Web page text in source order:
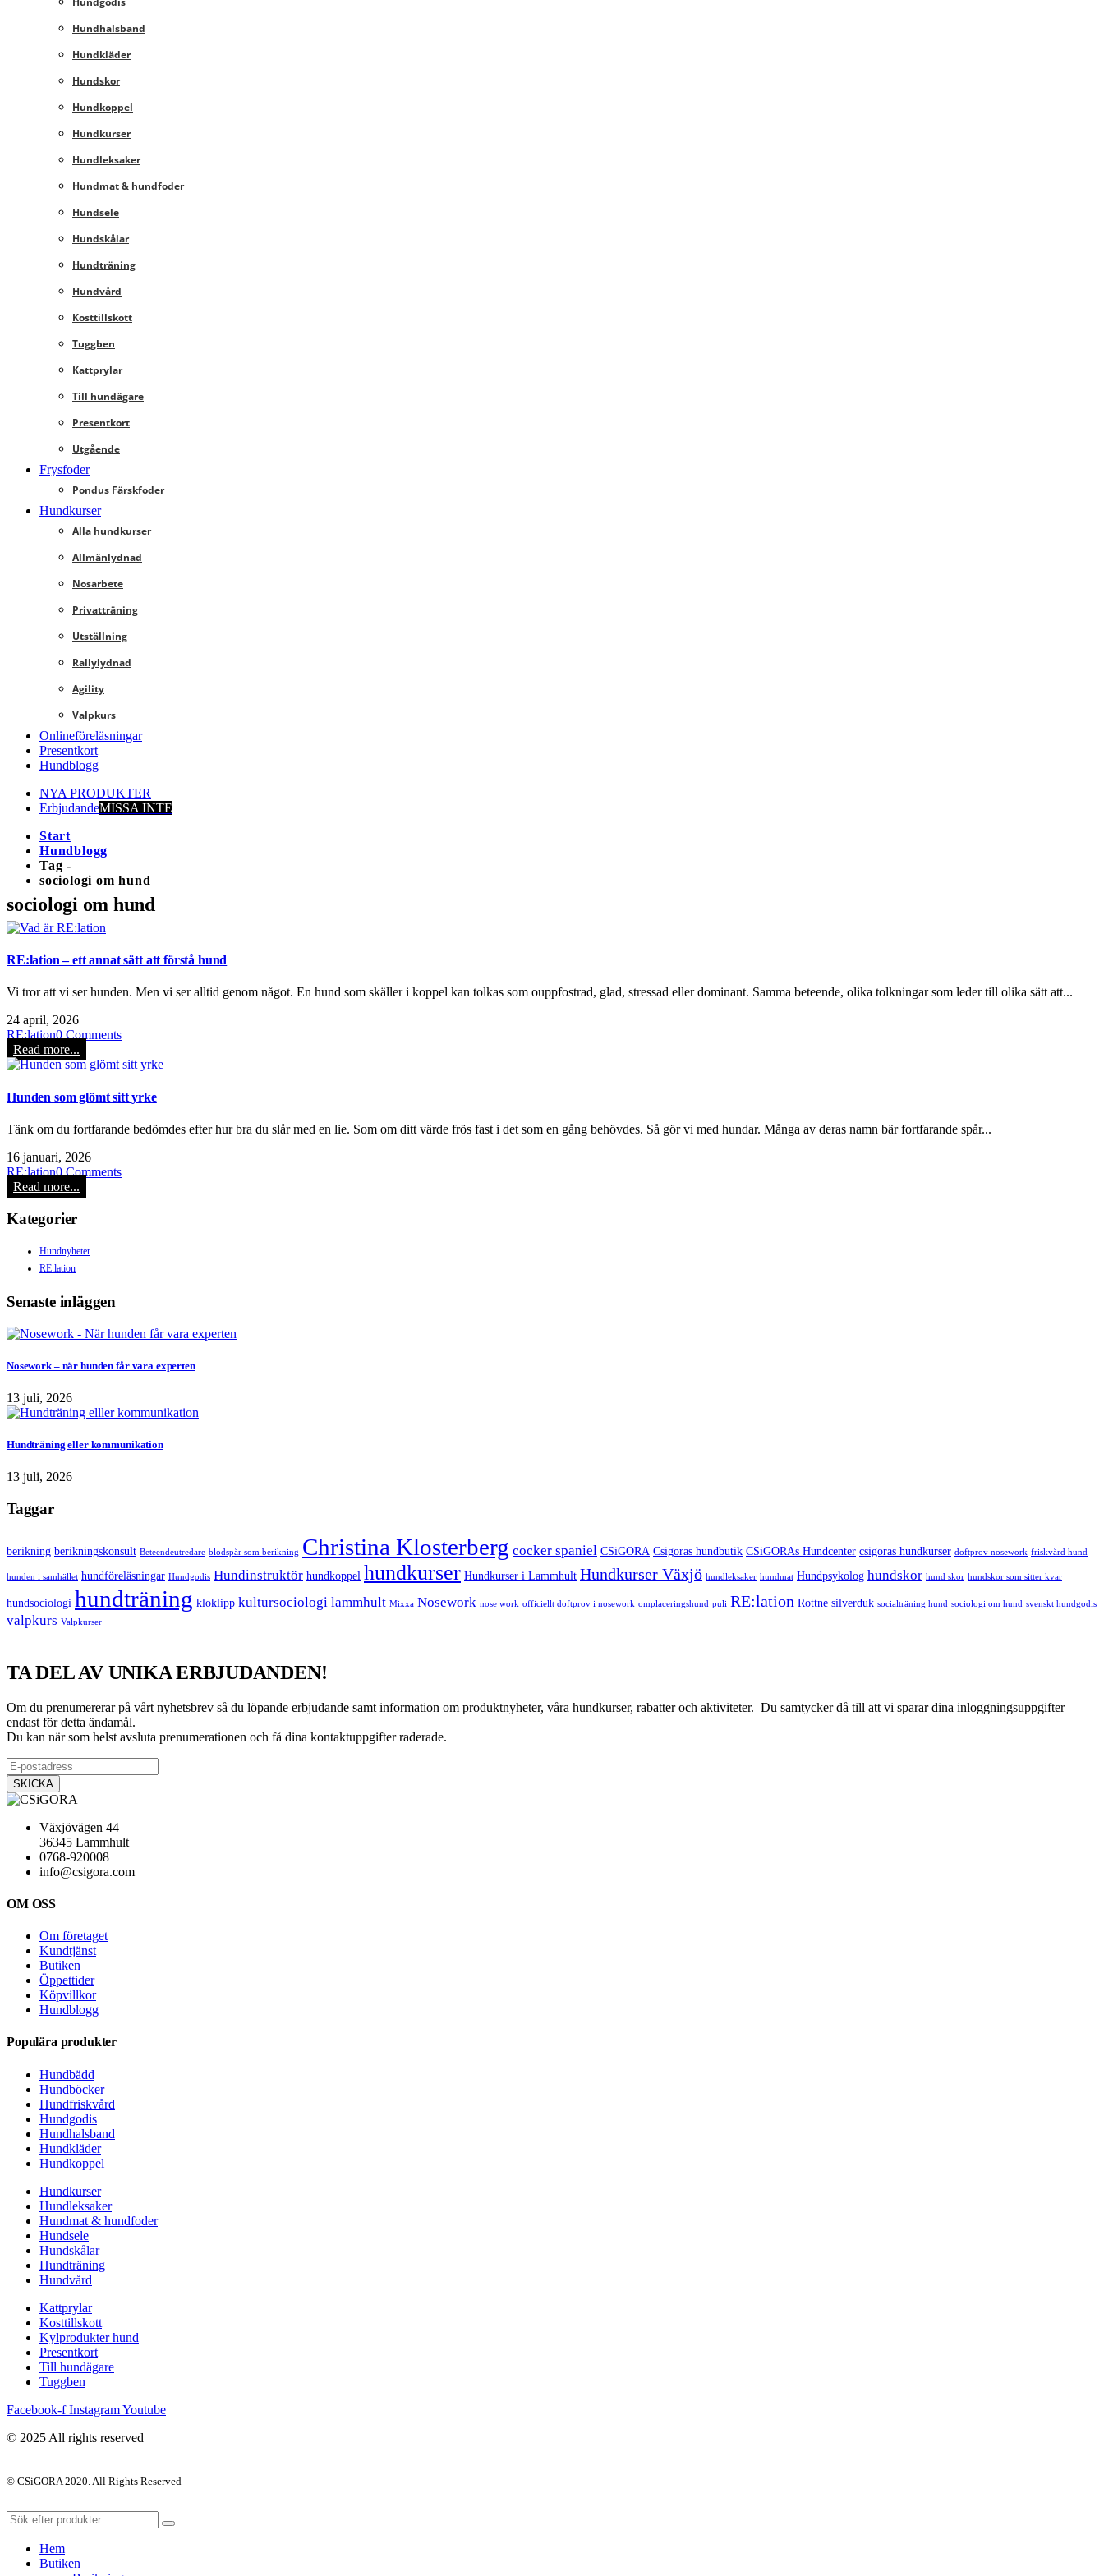
Hundhalsband
Hundkläder
Hundskor
Hundkoppel
Hundkurser
Hundleksaker
Hundmat & hundfoder
Hundsele
Hundskålar
Hundträning
Hundvård
Kosttillskott
Tuggben
Kattprylar
Till hundägare
Presentkort
Utgående
Frysfoder
Pondus Färskfoder
Hundkurser
Alla hundkurser
Allmänlydnad
Nosarbete
Privatträning
Utställning
Rallylydnad
Agility
Valpkurs
Onlineföreläsningar
Presentkort
Hundblogg
NYA PRODUKTER
ErbjudandeMISSA INTE
Start
Hundblogg
Tag -
sociologi om hund
sociologi om hund
RE:lation – ett annat sätt att förstå hund
Vi tror att vi ser hunden. Men vi ser alltid genom något. En hund som skäller i koppel kan tolkas som ouppfostrad, glad, stressad eller dominant. Samma beteende, olika tolkningar som leder till olika sätt att...
24 april, 2026
RE:lation0 Comments
Read more...
Hunden som glömt sitt yrke
Tänk om du fortfarande bedömdes efter hur bra du slår med en lie. Som om ditt värde frös fast i det som en gång behövdes. Så gör vi med hundar. Många av deras namn bär fortfarande spår...
16 januari, 2026
RE:lation0 Comments
Read more...
Kategorier
Hundnyheter
RE:lation
Senaste inläggen
Nosework – när hunden får vara experten
13 juli, 2026
Hundträning eller kommunikation
13 juli, 2026
Taggar
berikning berikningskonsult Beteendeutredare blodspår som berikning Christina Klosterberg cocker spaniel CSiGORA Csigoras hundbutik CSiGORAs Hundcenter csigoras hundkurser doftprov nosework friskvård hund
hunden i samhället hundföreläsningar Hundgodis Hundinstruktör hundkoppel hundkurser Hundkurser i Lammhult Hundkurser Växjö hundleksaker hundmat Hundpsykolog hundskor hund skor hundskor som sitter kvar
hundsociologi hundträning kloklipp kultursociologi lammhult Mixxa Nosework nose work officiellt doftprov i nosework omplaceringshund puli RE:lation Rottne silverduk socialträning hund sociologi om hund svenskt hundgodis
valpkurs Valpkurser
TA DEL AV UNIKA ERBJUDANDEN!
Om du prenumererar på vårt nyhetsbrev så du löpande erbjudande samt information om produktnyheter, våra hundkurser, rabatter och aktiviteter. Du samtycker då till att vi sparar dina inloggningsuppgifter
endast för detta ändamål.
Du kan när som helst avsluta prenumerationen och få dina kontaktuppgifter raderade.
Växjövägen 44
36345 Lammhult
0768-920008
info@csigora.com
OM OSS
Om företaget
Kundtjänst
Butiken
Öppettider
Köpvillkor
Hundblogg
Populära produkter
Hundbädd
Hundböcker
Hundfriskvård
Hundgodis
Hundhalsband
Hundkläder
Hundkoppel
Hundkurser
Hundleksaker
Hundmat & hundfoder
Hundsele
Hundskålar
Hundträning
Hundvård
Kattprylar
Kosttillskott
Kylprodukter hund
Presentkort
Till hundägare
Tuggben
Facebook-f InstagramYoutube
© 2025 All rights reserved
© CSiGORA 2020. All Rights Reserved
Hem
Butiken